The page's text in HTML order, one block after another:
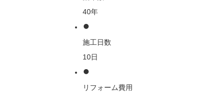
40年
施工日数
10日
リフォーム費用